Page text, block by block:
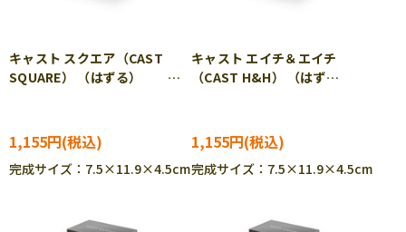
キャスト スクエア（CAST
SQUARE） （はずる）
1,155円
完成サイズ：7.5×11.9×4.5cm
キャスト エイチ＆エイチ
（CAST H&H） （はず
1,155円
完成サイズ：7.5×11.9×4.5cm